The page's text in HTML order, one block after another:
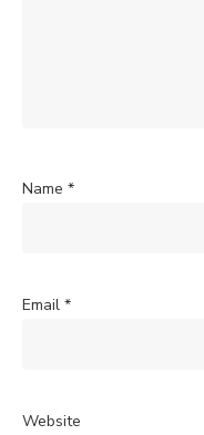
Name *
Email *
Website